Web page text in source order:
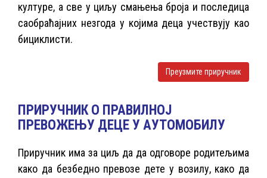
културе, а све у циљу смањења броја и последица
саобраћајних незгода у којима деца учествују као
бициклисти.
Преузмите приручник
ПРИРУЧНИК О ПРАВИЛНОЈ
ПРЕВОЖЕЊУ ДЕЦЕ У АУТОМОБИЛУ
Приручник има за циљ да да одговоре родитељима
како да безбедно превозе дете у возилу, како да